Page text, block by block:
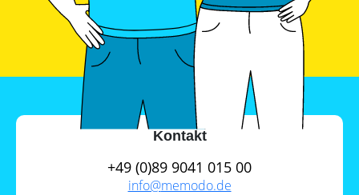
Kontakt
+49 (0)89 9041 015 00
info@memodo.de